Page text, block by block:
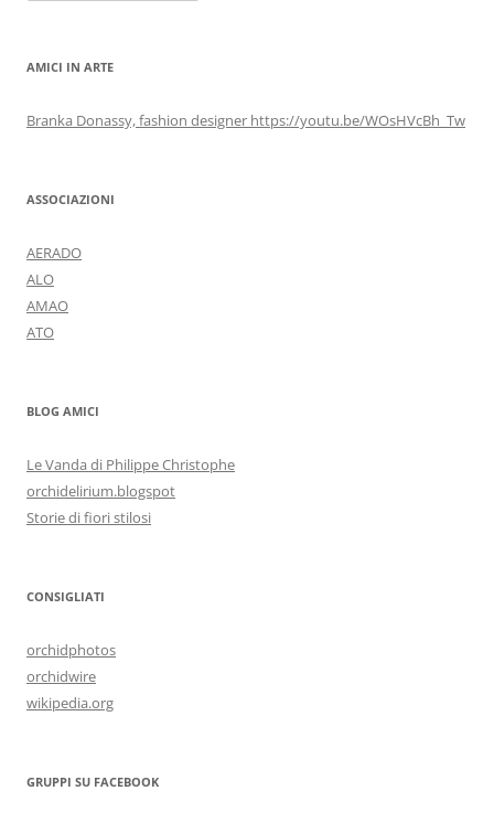
AMICI IN ARTE
Branka Donassy, fashion designer https://youtu.be/WOsHVcBh_Tw
ASSOCIAZIONI
AERADO
ALO
AMAO
ATO
BLOG AMICI
Le Vanda di Philippe Christophe
orchidelirium.blogspot
Storie di fiori stilosi
CONSIGLIATI
orchidphotos
orchidwire
wikipedia.org
GRUPPI SU FACEBOOK